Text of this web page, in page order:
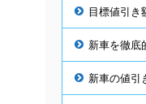
目標値引き
新車を徹底
新車の値引